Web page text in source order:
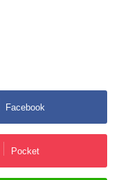
Facebook
Pocket